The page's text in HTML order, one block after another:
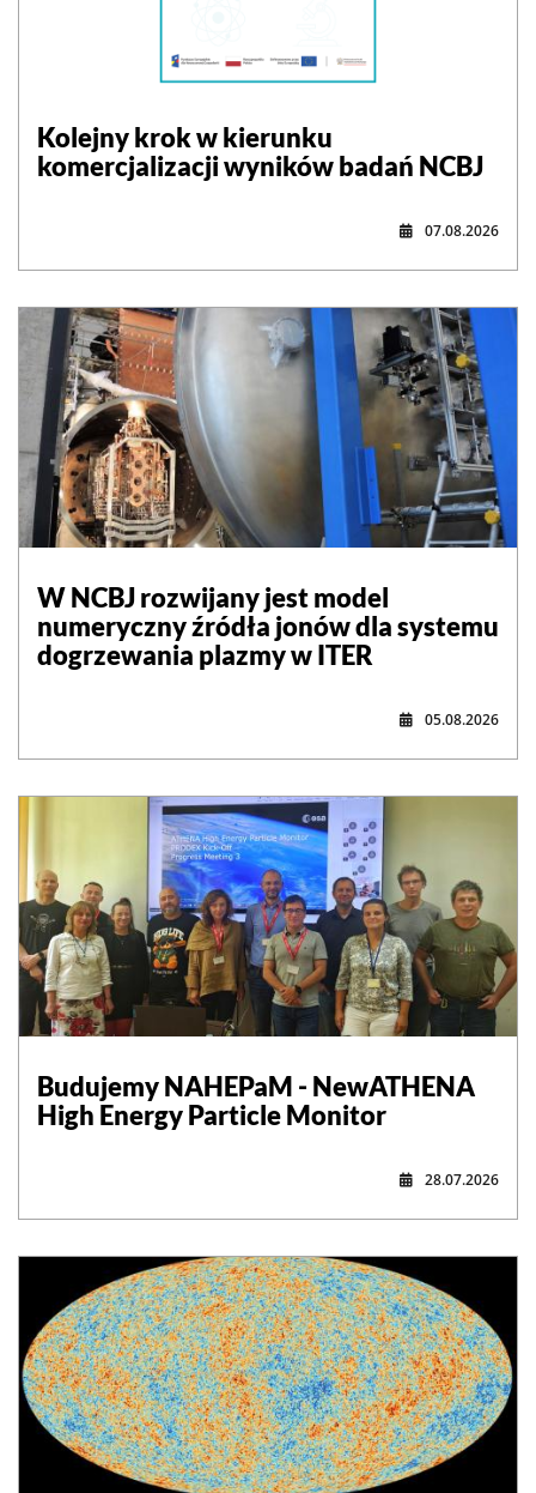
Kolejny krok w kierunku
komercjalizacji wyników badań NCBJ
07.08.2026
W NCBJ rozwijany jest model
numeryczny źródła jonów dla systemu
dogrzewania plazmy w ITER
05.08.2026
Budujemy NAHEPaM - NewATHENA
High Energy Particle Monitor
28.07.2026